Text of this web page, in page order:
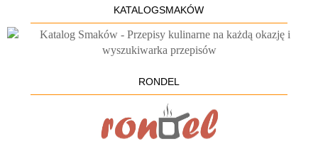
KATALOGSMAKÓW
RONDEL